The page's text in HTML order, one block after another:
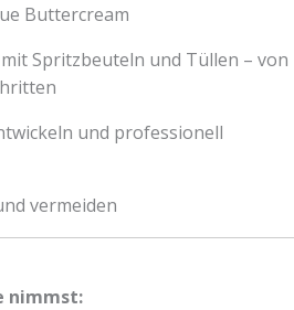
Buttercream
Spritzbeuteln und Tüllen – von
und professionell
vermeiden
nimmst: